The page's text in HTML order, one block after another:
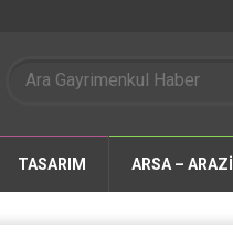
TASARIM ARSA – ARAZİ